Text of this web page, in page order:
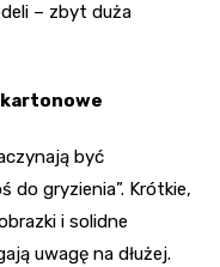
– zbyt duża
być
do gryzienia”. Krótkie,
i solidne
uwagę na dłużej.